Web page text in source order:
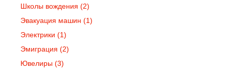
Школы вождения (2)
Эвакуация машин (1)
Электрики (1)
Эмиграция (2)
Ювелиры (3)